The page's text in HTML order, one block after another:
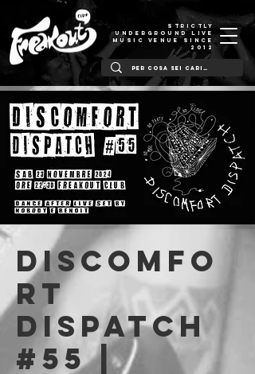
STRICTLY
UNDERGROUND LIVE
MUSIC VENUE SINCE
2012
Discomfo
rt
Dispatch
#55 |